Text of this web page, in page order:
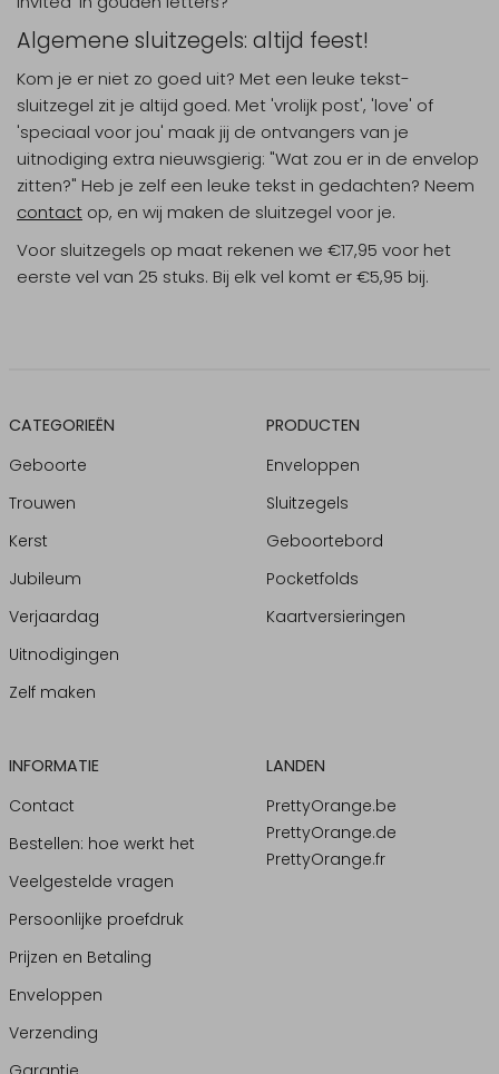
Algemene sluitzegels: altijd feest!
Kom je er niet zo goed uit? Met een leuke tekst-
sluitzegel zit je altijd goed. Met 'vrolijk post', 'love' of
'speciaal voor jou' maak jij de ontvangers van je
uitnodiging extra nieuwsgierig: "Wat zou er in de envelop
zitten?" Heb je zelf een leuke tekst in gedachten? Neem
contact op, en wij maken de sluitzegel voor je.
Voor sluitzegels op maat rekenen we €17,95 voor het
eerste vel van 25 stuks. Bij elk vel komt er €5,95 bij.
CATEGORIEËN
Geboorte
Trouwen
Kerst
Jubileum
Verjaardag
Uitnodigingen
Zelf maken
PRODUCTEN
Enveloppen
Sluitzegels
Geboortebord
Pocketfolds
Kaartversieringen
INFORMATIE
Contact
Bestellen: hoe werkt het
Veelgestelde vragen
Persoonlijke proefdruk
Prijzen en Betaling
Enveloppen
Verzending
LANDEN
PrettyOrange.be
PrettyOrange.de
PrettyOrange.fr